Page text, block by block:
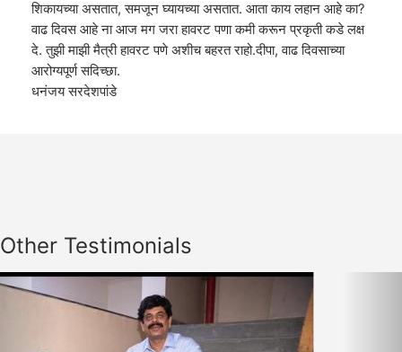
शिकायच्या असतात, समजून घ्यायच्या असतात. आता काय लहान आहे का?
वाढ दिवस आहे ना आज मग जरा हावरट पणा कमी करून प्रकृती कडे लक्ष
दे. तुझी माझी मैत्री हावरट पणे अशीच बहरत राहो.दीपा, वाढ दिवसाच्या
आरोग्यपूर्ण सदिच्छा.
धनंजय सरदेशपांडे
Other Testimonials
Previous